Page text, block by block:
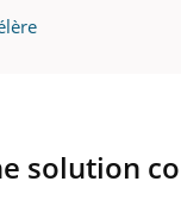
solution
pour